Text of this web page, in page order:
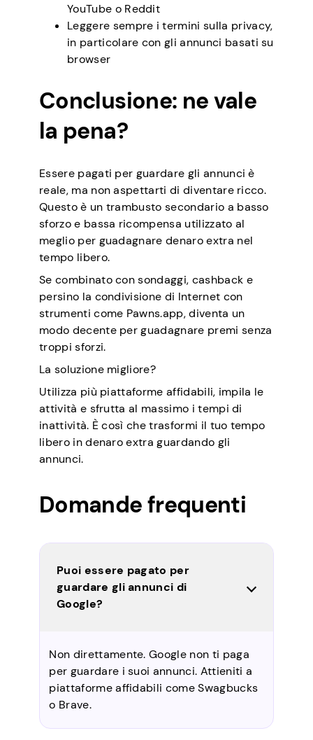
YouTube o Reddit
Leggere sempre i termini sulla privacy,
in particolare con gli annunci basati su
browser
Conclusione: ne vale
la pena?
Essere pagati per guardare gli annunci è
reale, ma non aspettarti di diventare ricco.
Questo è un trambusto secondario a basso
sforzo e bassa ricompensa utilizzato al
meglio per guadagnare denaro extra nel
tempo libero.
Se combinato con sondaggi, cashback e
persino la condivisione di Internet con
strumenti come Pawns.app, diventa un
modo decente per guadagnare premi senza
troppi sforzi.
La soluzione migliore?
Utilizza più piattaforme affidabili, impila le
attività e sfrutta al massimo i tempi di
inattività. È così che trasformi il tuo tempo
libero in denaro extra guardando gli
annunci.
Domande frequenti
Puoi essere pagato per
guardare gli annunci di
Google?
Non direttamente. Google non ti paga
per guardare i suoi annunci. Attieniti a
piattaforme affidabili come Swagbucks
o Brave.